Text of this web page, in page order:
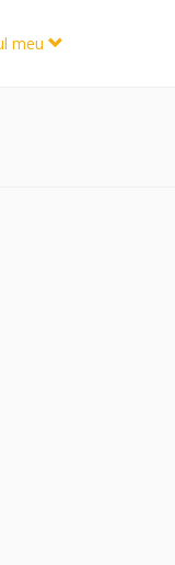
meu